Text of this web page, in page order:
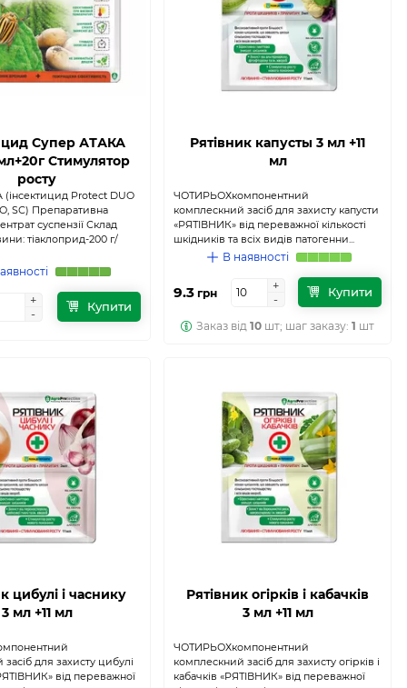
Супер АТАКА
Стимулятор
росту
(інсектицид Protect DUO
SС) Препаративна
суспензії Склад
тіаклоприд-200 г/
+
-
+
-
Купити
Рятiвник капусты 3 мл +11
мл
ЧОТИРЬОХкомпонентний
комплескний засіб для захисту капусти
«РЯТІВНИК» від переважної кількості
шкідників та всіх видів патогенни...
В наявності
9.3 грн
+
-
+
-
Купити
Заказ від10 шт; шаг заказу:1 шт
цибулі i часнику
3 мл +11 мл
для захисту цибулі
від переважної
Рятiвник огiркiв i кабачкiв
3 мл +11 мл
ЧОТИРЬОХкомпонентний
комплескний засіб для захисту огiркiв i
кабачкiв «РЯТІВНИК» від переважної